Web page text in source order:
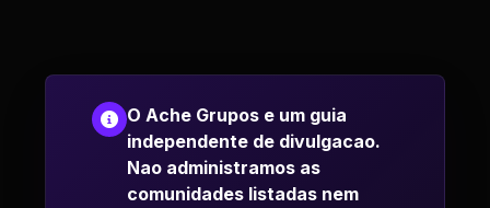
O Ache Grupos e um guia
independente de divulgacao.
Nao administramos as
comunidades listadas nem